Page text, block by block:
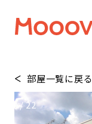
部屋一覧に戻る
1 /22